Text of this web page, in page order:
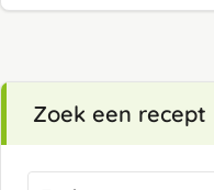
Zoek een recept
Zoeken